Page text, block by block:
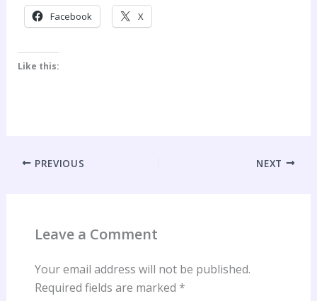
Facebook X
Like this:
PREVIOUS NEXT
Leave a Comment
Your email address will not be published.
Required fields are marked *